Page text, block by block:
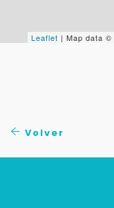
Leaflet | Map data ©
Volver